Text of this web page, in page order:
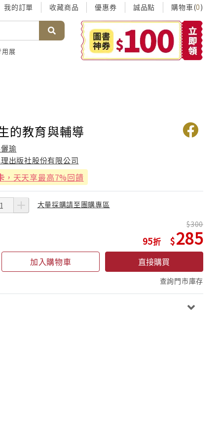
我的訂單 收藏商品 優惠券 誠品點 購物車(0)
用展
的教育與輔導
瑜
出版社股份有限公司
，天天享最高7%回饋
大量採購請至團購專區
95
300
285
加入購物車 直接購買
查詢門市庫存